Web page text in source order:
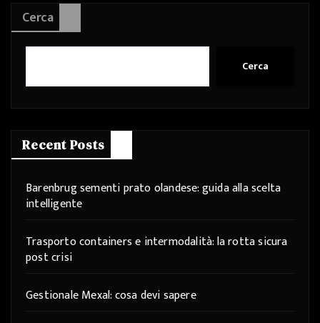
Cerca
Cerca
Recent Posts
Barenbrug sementi prato olandese: guida alla scelta
intelligente
Trasporto containers e intermodalità: la rotta sicura
post crisi
Gestionale Mexal: cosa devi sapere